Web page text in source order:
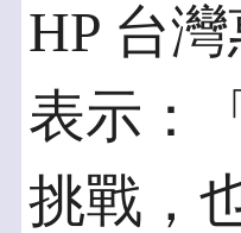
HP 台
表示：
挑戰，